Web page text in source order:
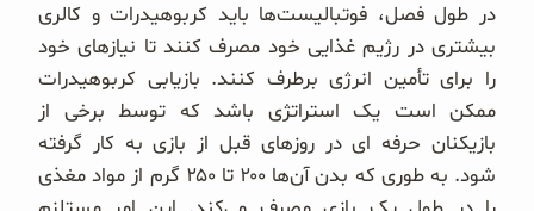
در طول فصل، فوتبالیست‌ها باید کربوهیدرات و کالری
بیشتری در رژیم غذایی خود مصرف کنند تا نیازهای خود
را برای تأمین انرژی برطرف کنند. بازیابی کربوهیدرات
ممکن است یک استراتژی باشد که توسط برخی از
بازیکنان حرفه ای در روزهای قبل از بازی به کار گرفته
شود. به طوری که بدن آن‌ها ۲۰۰ تا ۲۵۰ گرم از مواد مغذی